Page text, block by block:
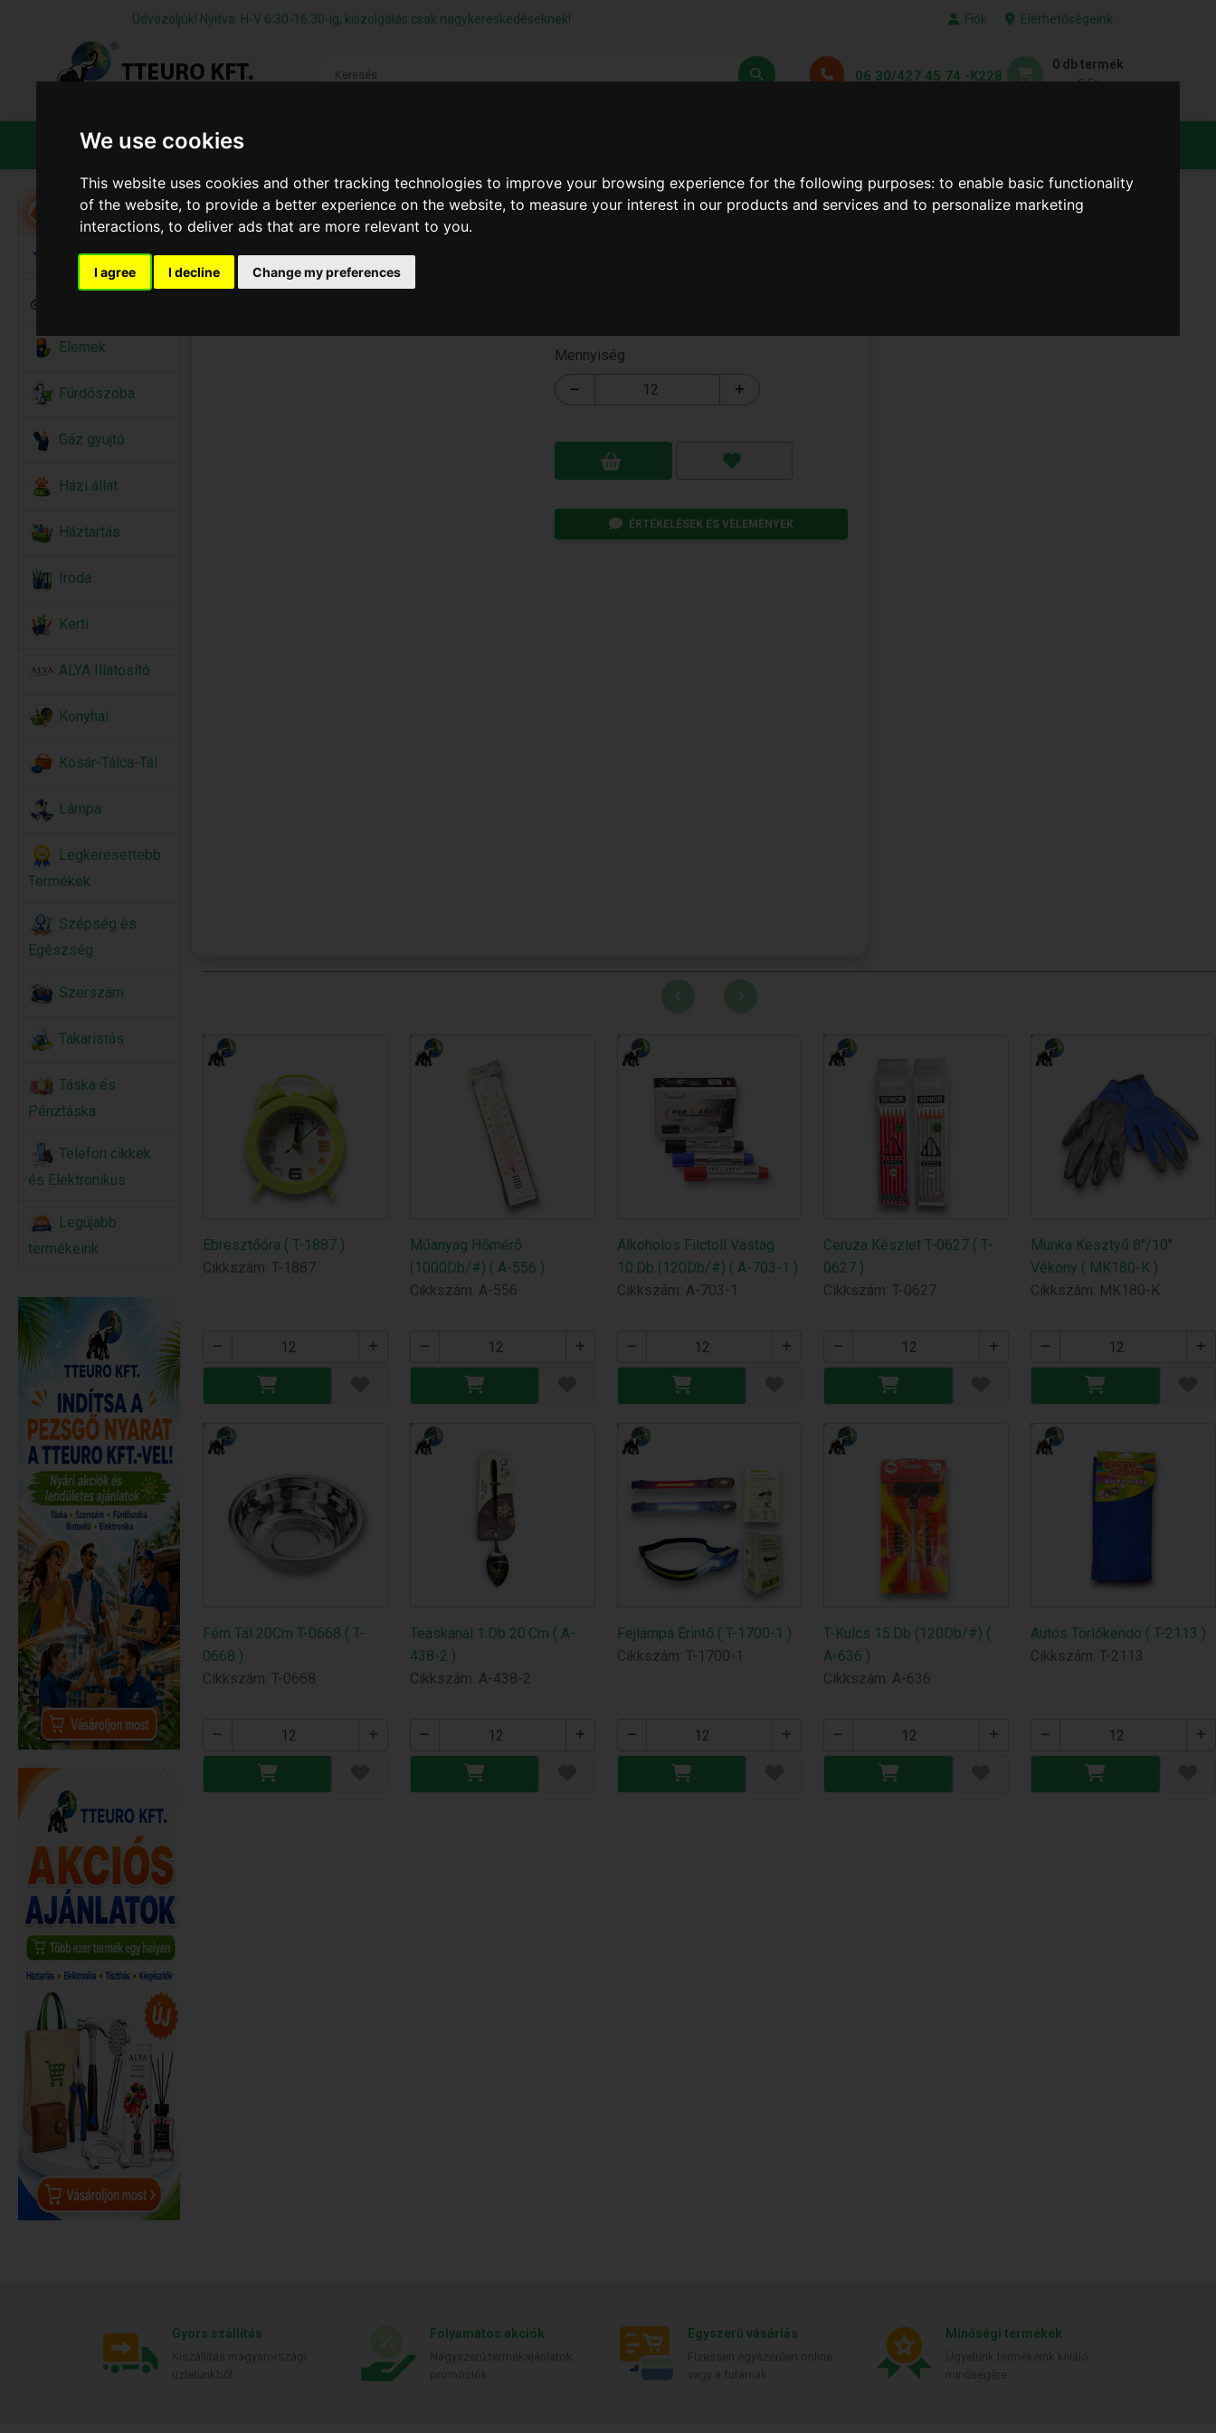
We use cookies
This website uses cookies and other tracking technologies to improve your browsing experience for the following purposes:to enable basic functionality
of the website,to provide a better experience on the website,to measure your interest in our products and services and to personalize marketing
interactions,to deliver ads that are more relevant to you.
I agree I decline Change my preferences
Üdvözöljük! Nyitva: H-V 6:30-16:30-ig, kiszolgálás csak nagykereskedéseknek! Fiók Elérhetőségeink
06 30/427 45 74 -K228
0 db termék
0 Ft
TERMÉKEK
Akció
Alkalmi Kellékek
Elemek
Fürdőszoba
Gáz gyujtó
Házi állat
Háztartás
Iroda
Kerti
ALYA Illatosító
Konyhai
Kosár-Tálca-Tál
Lámpa
Legkeresettebb
Termékek
Szépség és
Egészség
Szerszám
Takaristás
Táska és
Pénztáska
Telefon cikkek
és Elektronikus
Legújabb
termékeink
Mennyiség
ÉRTÉKELÉSEK ÉS VÉLEMÉNYEK
Ébresztőóra ( T-1887 )
Cikkszám: T-1887
Műanyag Hőmérő
(1000Db/#) ( A-556 )
Cikkszám: A-556
Alkoholos Filctoll Vastag
10.Db (120Db/#) ( A-703-1 )
Cikkszám: A-703-1
Ceruza Készlet T-0627 ( T-
0627 )
Cikkszám: T-0627
Munka Kesztyű 8"/10"
Vékony ( MK180-K )
Cikkszám: MK180-K
Fém Tál 20Cm T-0668 ( T-
0668 )
Cikkszám: T-0668
Teáskanál 1.Db 20.Cm ( A-
438-2 )
Cikkszám: A-438-2
Fejlámpa Érintő ( T-1700-1 )
Cikkszám: T-1700-1
T-Kulcs 15.Db (120Db/#) (
A-636 )
Cikkszám: A-636
Autós Törlőkendö ( T-2113 )
Cikkszám: T-2113
Gyors szállítás Folyamatos akciók Egyszerű vásárlás Minőségi termékek